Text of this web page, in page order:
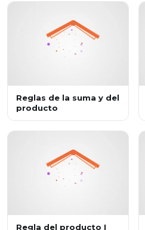
Reglas de la suma y del
producto
Regla del producto I